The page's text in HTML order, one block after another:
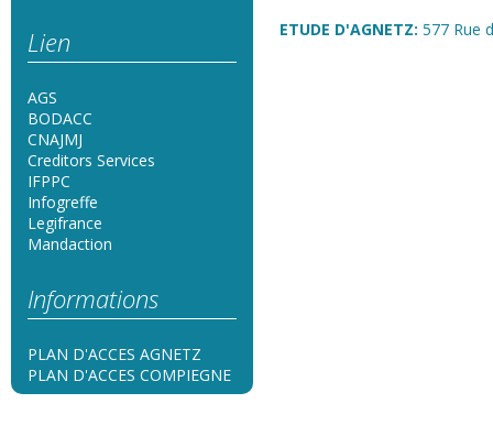
Lien
AGS
BODACC
CNAJMJ
Creditors Services
IFPPC
Infogreffe
Legifrance
Mandaction
Informations
PLAN D'ACCES AGNETZ
PLAN D'ACCES COMPIEGNE
ETUDE D'AGNETZ: 577 Rue